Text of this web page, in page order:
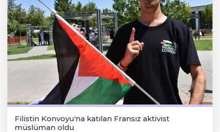
Filistin Konvoyu'na katılan Fransız aktivist
müslüman oldu